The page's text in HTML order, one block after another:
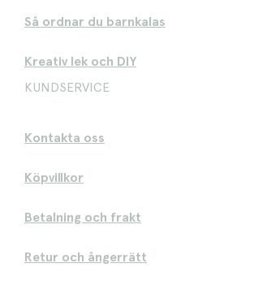
Så ordnar du barnkalas
Kreativ lek och DIY
KUNDSERVICE
Kontakta oss
Köpvillkor
Betalning och frakt
Retur och ångerrätt